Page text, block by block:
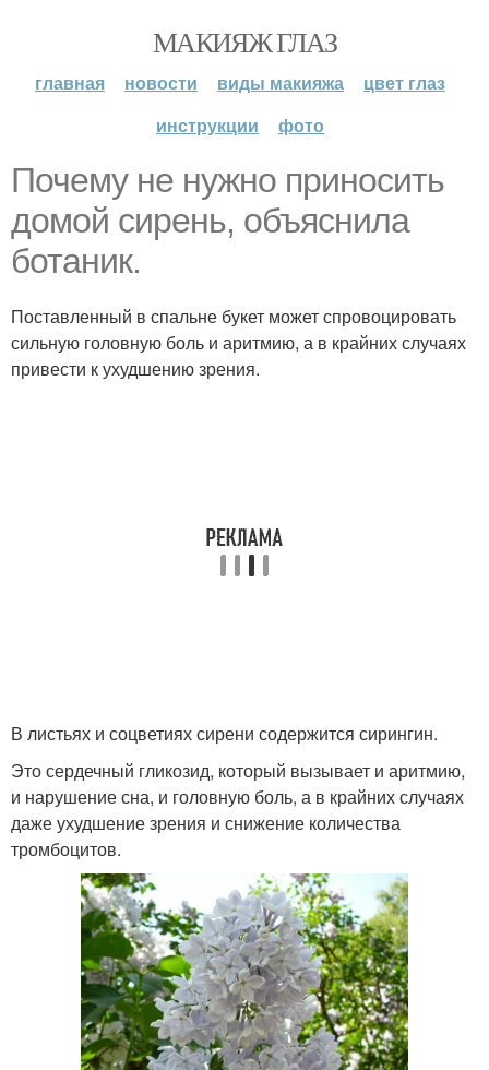
МАКИЯЖ ГЛАЗ
главная новости виды макияжа
цвет глаз
инструкции
фото
Почему не нужно приносить
домой сирень, объяснила
ботаник.
Поставленный в спальне букет может спровоцировать
сильную головную боль и аритмию, а в крайних случаях
привести к ухудшению зрения.
В листьях и соцветиях сирени содержится сирингин.
Это сердечный гликозид, который вызывает и аритмию,
и нарушение сна, и головную боль, а в крайних случаях
даже ухудшение зрения и снижение количества
тромбоцитов.